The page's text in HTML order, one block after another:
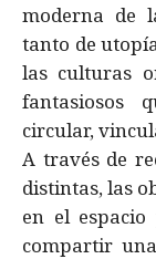
moderna de
tanto de
las culturas
fantasiosos
circular,
A través de
distintas, las
en el
compartir